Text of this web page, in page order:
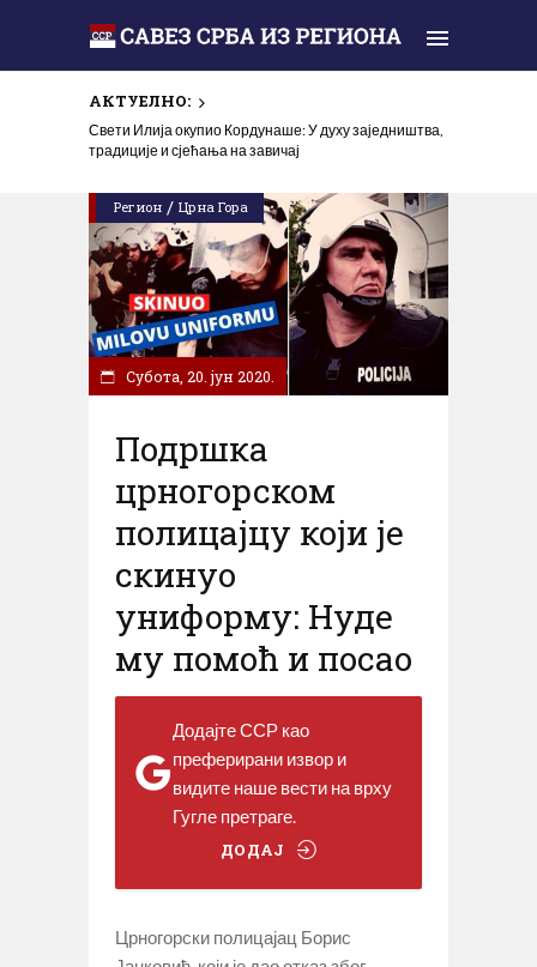
АКТУЕЛНО:
Свети Илија окупио Кордунаше: У духу заједништва,
традиције и сјећања на завичај
Регион / Црна Гора
Субота, 20. јун 2020.
Подршка
црногорском
полицајцу који је
скинуо
униформу: Нуде
му помоћ и посао
Додајте ССР као
преферирани извор и
видите наше вести на врху
Гугле претраге.
ДОДАЈ
Црногорски полицајац Борис